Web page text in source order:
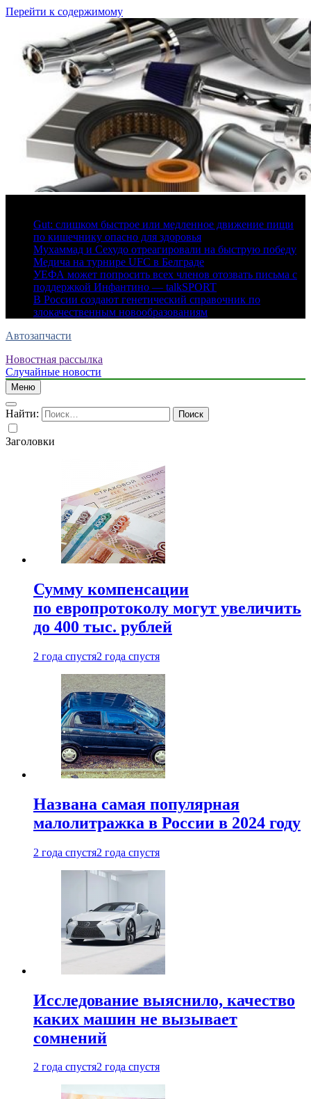
Перейти к содержимому
Gut: слишком быстрое или медленное движение пищи
по кишечнику опасно для здоровья
Мухаммад и Сехудо отреагировали на быструю победу
Медича на турнире UFC в Белграде
УЕФА может попросить всех членов отозвать письма с
поддержкой Инфантино — talkSPORT
В России создают генетический справочник по
злокачественным новообразованиям
Автозапчасти
Новостная рассылка
Случайные новости
Меню
Найти:
Заголовки
Сумму компенсации
по европротоколу могут увеличить
до 400 тыс. рублей
2 года спустя2 года спустя
Названа самая популярная
малолитражка в России в 2024 году
2 года спустя2 года спустя
Исследование выяснило, качество
каких машин не вызывает
сомнений
2 года спустя2 года спустя